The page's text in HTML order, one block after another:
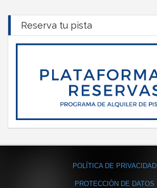
Reserva tu pista
POLÍTICA DE PRIVACIDAD
PROTECCIÓN DE DATOS